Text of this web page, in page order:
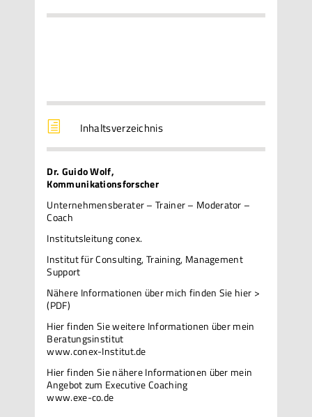
h Inhaltsverzeichnis
Dr. Guido Wolf,
Kommunikationsforscher
Unternehmensberater – Trainer – Moderator –
Coach
Institutsleitung conex.
Institut für Consulting, Training, Management
Support
Nähere Informationen über mich finden Sie hier >
(PDF)
Hier finden Sie weitere Informationen über mein
Beratungsinstitut
www.conex-Institut.de
Hier finden Sie nähere Informationen über mein
Angebot zum Executive Coaching
www.exe-co.de